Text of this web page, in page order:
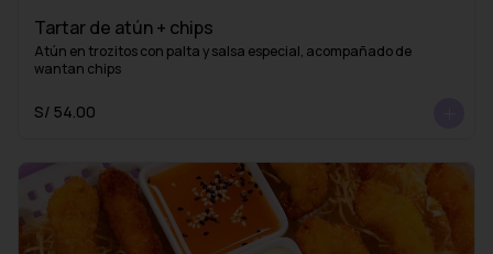
Tartar de atún + chips
Atún en trozitos con palta y salsa especial, acompañado de
wantan chips
S/ 54.00